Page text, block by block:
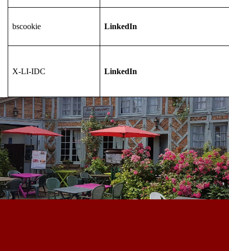
bscookie LinkedIn
X-LI-IDC LinkedIn